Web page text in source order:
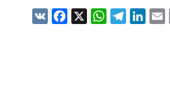
VK Facebook
X